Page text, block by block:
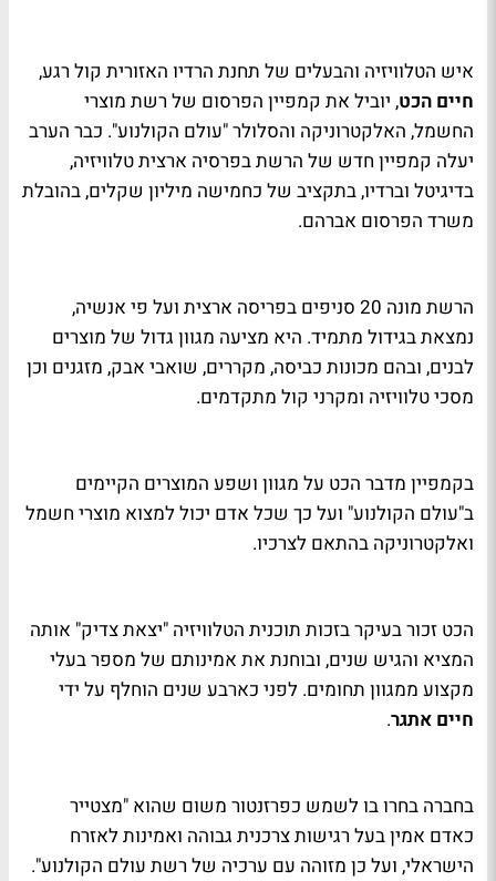
איש הטלוויזיה והבעלים של תחנת הרדיו האזורית קול רגע,
חיים הכט, יוביל את קמפיין הפרסום של רשת מוצרי
החשמל, האלקטרוניקה והסלולר "עולם הקולנוע". כבר הערב
יעלה קמפיין חדש של הרשת בפרסיה ארצית טלוויזיה,
בדיגיטל וברדיו, בתקציב של כחמישה מיליון שקלים, בהובלת
משרד הפרסום אברהם.
הרשת מונה 20 סניפים בפריסה ארצית ועל פי אנשיה,
נמצאת בגידול מתמיד. היא מציעה מגוון גדול של מוצרים
לבנים, ובהם מכונות כביסה, מקררים, שואבי אבק, מזגנים וכן
מסכי טלוויזיה ומקרני קול מתקדמים.
בקמפיין מדבר הכט על מגוון ושפע המוצרים הקיימים
ב"עולם הקולנוע" ועל כך שכל אדם יכול למצוא מוצרי חשמל
ואלקטרוניקה בהתאם לצרכיו.
הכט זכור בעיקר בזכות תוכנית הטלוויזיה "יצאת צדיק" אותה
המציא והגיש שנים, ובוחנת את אמינותם של מספר בעלי
מקצוע ממגוון תחומים. לפני כארבע שנים הוחלף על ידי
חיים אתגר.
בחברה בחרו בו לשמש כפרזנטור משום שהוא "מצטייר
כאדם אמין בעל רגישות צרכנית גבוהה ואמינות לאזרח
הישראלי, ועל כן מזוהה עם ערכיה של רשת עולם הקולנוע".